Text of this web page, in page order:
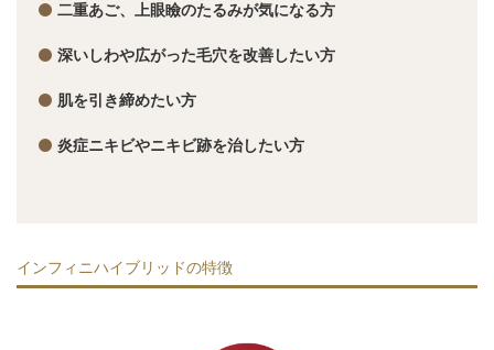
二重あご、上眼瞼のたるみが気になる方
深いしわや広がった毛穴を改善したい方
肌を引き締めたい方
炎症ニキビやニキビ跡を治したい方
インフィニハイブリッドの特徴